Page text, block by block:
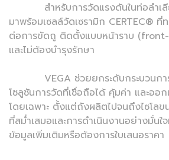
สำหรับการวัดแรงดันในท่อลำเลีย
มาพร้อมเซลล์วัดเซรามิก CERTEC® ที่
ต่อการขัดถู ติดตั้งแบบหน้าราบ
และไม่ต้องบำรุงรักษา
VEGA ช่วยยกระดับกระบวนการ
โซลูชันการวัดที่เชื่อถือได้ คุ้มค่า และออ
โดยเฉพาะ ตั้งแต่ถังผลิตไปจนถึงไซโ
ที่สม่ำเสมอและการดำเนินงานอย่างมั่น
ข้อมูลเพิ่มเติมหรือต้องการใบเสนอราคา